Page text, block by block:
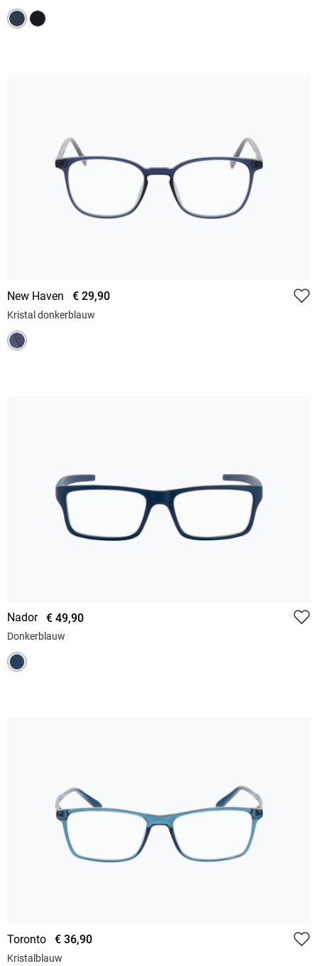
New Haven € 29,90
Kristal donkerblauw
Nador € 49,90
Donkerblauw
Toronto € 36,90
Kristalblauw